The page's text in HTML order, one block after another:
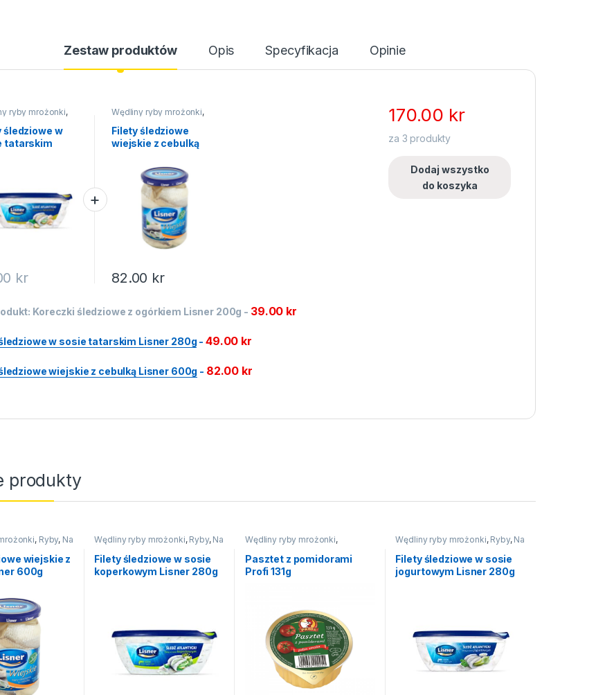
Zestaw produktów Opis Specyfikacja Opinie
ryby mrożonki,
Na święta
śledziowe w
tatarskim
kr
Wędliny ryby mrożonki,
Ryby
Na święta
Filety śledziowe
wiejskie z cebulką
82.00 kr
Koreczki śledziowe z ogórkiem Lisner 200g - 39.00 kr
w sosie tatarskim Lisner 280g -49.00 kr
wiejskie z cebulką Lisner 600g - 82.00 kr
170.00 kr
za 3 produkty
Dodaj wszystko
do koszyka
produkty
, Ryby, Na
wiejskie z
600g
Wędliny ryby mrożonki, Ryby, Na
święta
Filety śledziowe w sosie
koperkowym Lisner 280g
Wędliny ryby mrożonki,
Pasztety
Pasztet z pomidorami
Profi 131g
Wędliny ryby mrożonki, Ryby, Na
święta
Filety śledziowe w sosie
jogurtowym Lisner 280g